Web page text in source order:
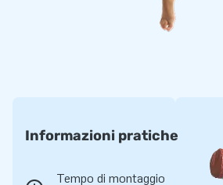
chiamano anche ‘creatori di grandezza’!
Informazioni pratiche
Tempo di montaggio